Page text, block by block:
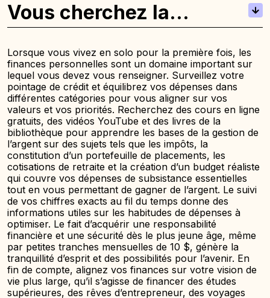
Vous cherchez la
chambre idéale à New
York ?
Lorsque vous vivez en solo pour la première fois, les
finances personnelles sont un domaine important sur
lequel vous devez vous renseigner. Surveillez votre
pointage de crédit et équilibrez vos dépenses dans
différentes catégories pour vous aligner sur vos
valeurs et vos priorités. Recherchez des cours en ligne
gratuits, des vidéos YouTube et des livres de la
bibliothèque pour apprendre les bases de la gestion de
l’argent sur des sujets tels que les impôts, la
constitution d’un portefeuille de placements, les
cotisations de retraite et la création d’un budget réaliste
qui couvre vos dépenses de subsistance essentielles
tout en vous permettant de gagner de l’argent. Le suivi
de vos chiffres exacts au fil du temps donne des
informations utiles sur les habitudes de dépenses à
optimiser. Le fait d’acquérir une responsabilité
financière et une sécurité dès le plus jeune âge, même
par petites tranches mensuelles de 10 $, génère la
tranquillité d’esprit et des possibilités pour l’avenir. En
fin de compte, alignez vos finances sur votre vision de
vie plus large, qu’il s’agisse de financer des études
supérieures, des rêves d’entrepreneur, des voyages